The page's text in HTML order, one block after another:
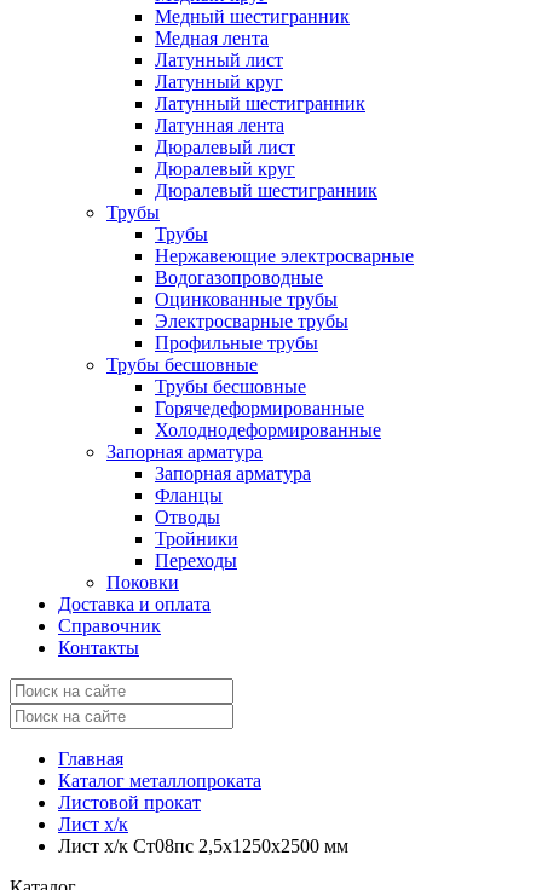
Медный шестигранник
Медная лента
Латунный лист
Латунный круг
Латунный шестигранник
Латунная лента
Дюралевый лист
Дюралевый круг
Дюралевый шестигранник
Трубы
Трубы
Нержавеющие электросварные
Водогазопроводные
Оцинкованные трубы
Электросварные трубы
Профильные трубы
Трубы бесшовные
Трубы бесшовные
Горячедеформированные
Холоднодеформированные
Запорная арматура
Запорная арматура
Фланцы
Отводы
Тройники
Переходы
Поковки
Доставка и оплата
Справочник
Контакты
Главная
Каталог металлопроката
Листовой прокат
Лист х/к
Лист х/к Ст08пс 2,5x1250x2500 мм